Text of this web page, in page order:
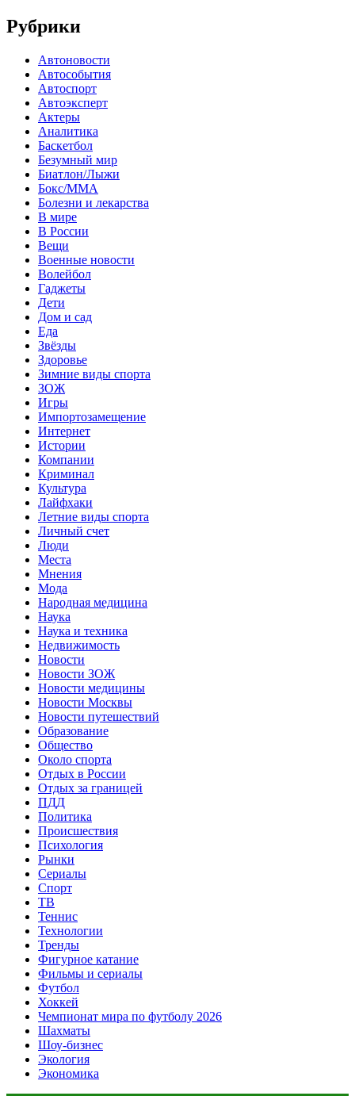
Рубрики
Автоновости
Автособытия
Автоспорт
Автоэксперт
Актеры
Аналитика
Баскетбол
Безумный мир
Биатлон/Лыжи
Бокс/MMA
Болезни и лекарства
В мире
В России
Вещи
Военные новости
Волейбол
Гаджеты
Дети
Дом и сад
Еда
Звёзды
Здоровье
Зимние виды спорта
ЗОЖ
Игры
Импортозамещение
Интернет
Истории
Компании
Криминал
Культура
Лайфхаки
Летние виды спорта
Личный счет
Люди
Места
Мнения
Мода
Народная медицина
Наука
Наука и техника
Недвижимость
Новости
Новости ЗОЖ
Новости медицины
Новости Москвы
Новости путешествий
Образование
Общество
Около спорта
Отдых в России
Отдых за границей
ПДД
Политика
Происшествия
Психология
Рынки
Сериалы
Спорт
ТВ
Теннис
Технологии
Тренды
Фигурное катание
Фильмы и сериалы
Футбол
Хоккей
Чемпионат мира по футболу 2026
Шахматы
Шоу-бизнес
Экология
Экономика